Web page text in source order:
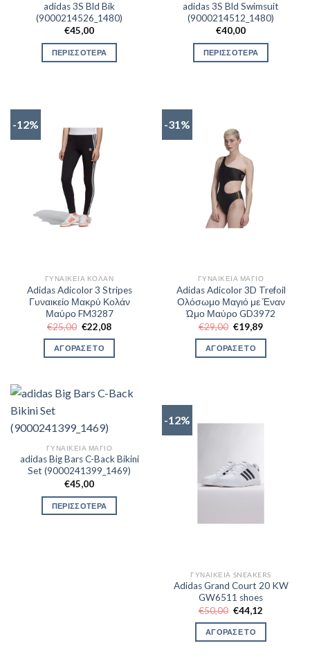
adidas 3S Bld Bik
(9000214526_1480)
€45,00
ΠΕΡΙΣΣΟΤΕΡΑ
adidas 3S Bld Swimsuit
(9000214512_1480)
€40,00
ΠΕΡΙΣΣΟΤΕΡΑ
-12%
ΓΥΝΑΙΚΕΊΑ ΚΟΛΆΝ
Adidas Adicolor 3 Stripes
Γυναικείο Μακρύ Κολάν
Μαύρο FM3287
€25,00 Original
price
was:
€25,00.
€22,08Η
τιμή
€22,08.
ΑΓΟΡΑΣΕ ΤΟ
-31%
ΓΥΝΑΙΚΕΊΑ ΜΑΓΙΌ
Adidas Adicolor 3D Trefoil
Ολόσωμο Μαγιό με Έναν
Ώμο Μαύρο GD3972
€29,00 Original
price
was:
€29,00.
€19,89Η
τιμή
€19,89.
ΑΓΟΡΑΣΕ ΤΟ
ΓΥΝΑΙΚΕΊΑ ΜΑΓΙΌ
adidas Big Bars C-Back Bikini
Set (9000241399_1469)
€45,00
ΠΕΡΙΣΣΟΤΕΡΑ
-12%
ΓΥΝΑΙΚΕΊΑ SNEAKERS
Adidas Grand Court 20 KW
GW6511 shoes
€50,00 Original
price
was:
€50,00.
€44,12
τιμή
€44,12.
ΑΓΟΡΑΣΕ ΤΟ